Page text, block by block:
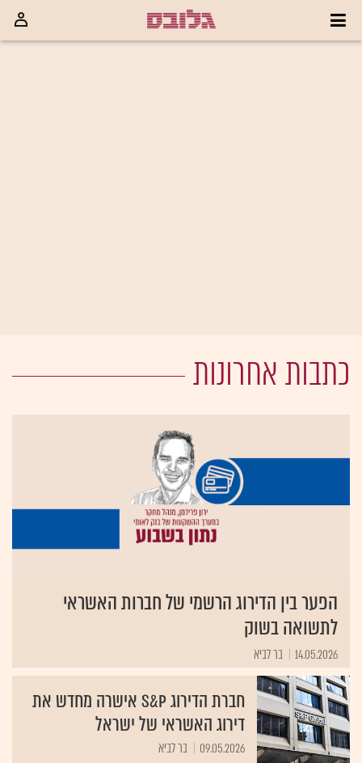
כתבות אחרונות
הפער בין הדירוג הרשמי של חברות האשראי
לתשואה בשוק
14.05.2026 בר לביא
חברת הדירוג S&P אישרה מחדש את
דירוג האשראי של ישראל
09.05.2026 בר לביא